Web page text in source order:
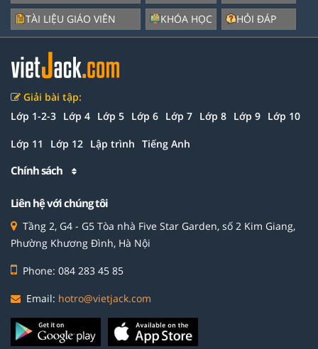
TÀI LIỆU GIÁO VIÊN
KHÓA HỌC
HỎI ĐÁP
Giải bài tập:
Lớp 1-2-3 Lớp 4 Lớp 5 Lớp 6 Lớp 7 Lớp 8 Lớp 9 Lớp 10
Lớp 11 Lớp 12 Lập trình Tiếng Anh
Chính sách
Liên hệ với chúng tôi
Tầng 2, G4 - G5 Tòa nhà Five Star Garden, số 2 Kim Giang,
Phường Khương Đình, Hà Nội
Phone: 084 283 45 85
Email: hotro@vietjack.com